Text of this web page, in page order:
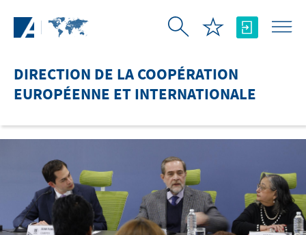
DIRECTION DE LA COOPÉRATION
EUROPÉENNE ET INTERNATIONALE